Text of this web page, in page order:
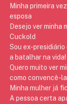
Minha primeira
esposa
Desejo ver minha
Cuckold
Sou ex-
a batalhar na vida!
Quero muito ver
como convencê-la
Minha mulher já
A pessoa certa